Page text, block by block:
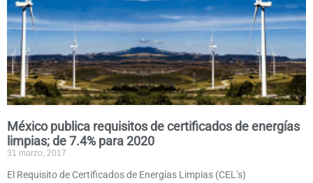
México publica requisitos de certificados de energías
limpias; de 7.4% para 2020
31 marzo, 2017
El Requisito de Certificados de Energías Limpias (CEL’s)